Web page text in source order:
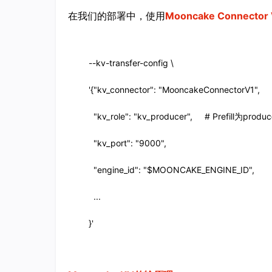
在我们的部署中，使用Mooncake Connector
--kv-transfer-config \
'{"kv_connector": "MooncakeConnectorV1",
"kv_role": "kv_producer",     # Prefill为
"kv_port": "9000",
"engine_id": "$MOONCAKE_ENGINE_ID",
...
}'